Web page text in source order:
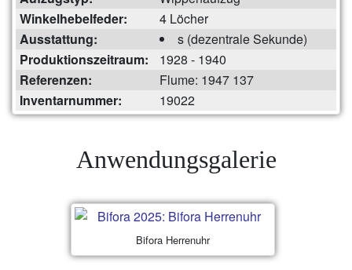
Winkelhebelfeder:
4 Löcher
Ausstattung:
s (dezentrale Sekunde)
Produktionszeitraum:
1928 - 1940
Referenzen:
Flume: 1947 137
Inventarnummer:
19022
Anwendungsgalerie
Bifora Herrenuhr